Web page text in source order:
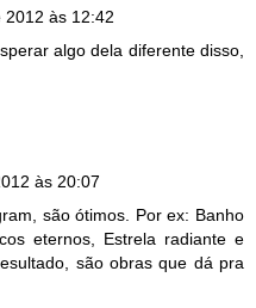
às 12:42
algo dela diferente disso,
às 20:07
são ótimos. Por ex: Banho
eternos, Estrela radiante e
são obras que dá pra